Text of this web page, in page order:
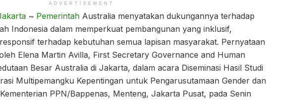
ADVERTISEMENT
~ Pemerintah Australia menyatakan dukungannya terhadap
Indonesia dalam memperkuat pembangunan yang inklusif,
terhadap kebutuhan semua lapisan masyarakat. Pernyataan
Elena Martin Avilla, First Secretary Governance and Human
Besar Australia di Jakarta, dalam acara Diseminasi Hasil Studi
Multipemangku Kepentingan untuk Pengarusutamaan Gender dan
PPN/Bappenas, Menteng, Jakarta Pusat, pada Senin